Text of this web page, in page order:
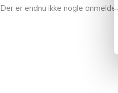
Der er endnu ikke nogle